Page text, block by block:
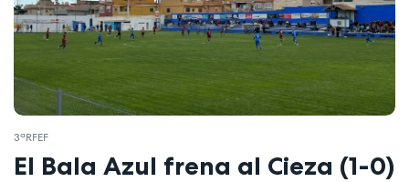
3ªRFEF
El Bala Azul frena al Cieza (1-0)